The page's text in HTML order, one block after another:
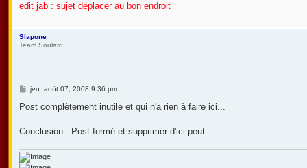
edit jab : sujet déplacer au bon endroit
Slapone
Team Soulard
M
s
g
jeu. août 07, 2008 9:36 pm
Post complètement inutile et qui n'a rien à faire ici...
Conclusion : Post fermé et supprimer d'ici peut.